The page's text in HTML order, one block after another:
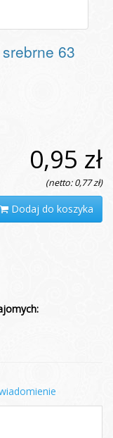
63
0,95 zł
(netto: 0,77 zł)
Dodaj do koszyka